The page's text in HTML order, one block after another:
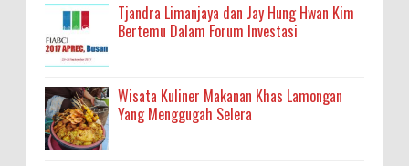
Tjandra Limanjaya dan Jay Hung Hwan Kim
Bertemu Dalam Forum Investasi
Wisata Kuliner Makanan Khas Lamongan
Yang Menggugah Selera